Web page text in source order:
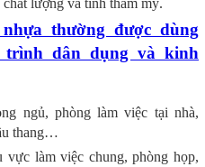
thường được dùng
trình dân dụng và kinh
ngủ, phòng làm việc tại nhà,
thang…
vực làm việc chung, phòng họp,